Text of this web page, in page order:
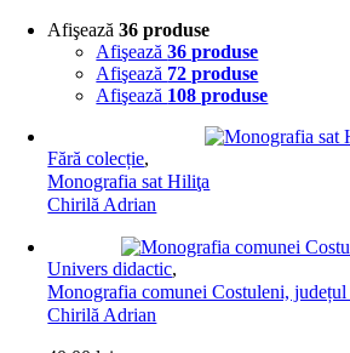
Afişează36 produse
Afişează36 produse
Afişează 72 produse
Afişează 108 produse
Fără colecție,
Monografia sat Hiliţa
Chirilă Adrian
Univers didactic,
Monografia comunei Costuleni, județul
Chirilă Adrian